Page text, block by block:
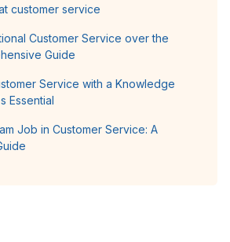
customer service
Customer Service over the
Guide
Service with a Knowledge
Essential
Job in Customer Service: A